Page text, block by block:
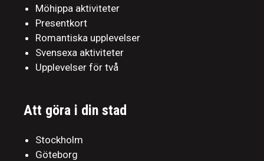
Möhippa aktiviteter
Presentkort
Romantiska upplevelser
Svensexa aktiviteter
Upplevelser för två
Att göra i din stad
Stockholm
Göteborg